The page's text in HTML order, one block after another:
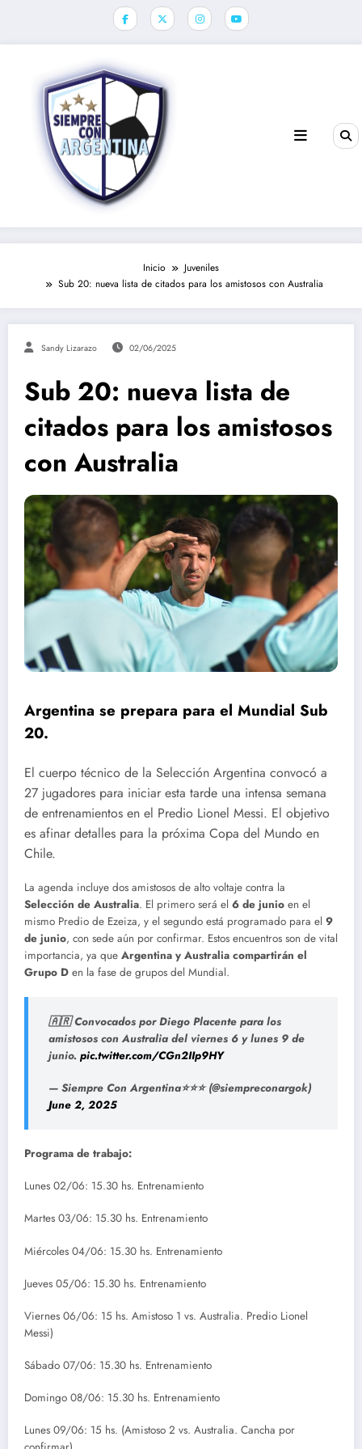
Inicio
Juveniles
Sub 20: nueva lista de citados para los amistosos con Australia
Sandy Lizarazo 02/06/2025
Sub 20: nueva lista de
citados para los amistosos
con Australia
Argentina se prepara para el Mundial Sub
20.
El cuerpo técnico de la Selección Argentina convocó a
27 jugadores para iniciar esta tarde una intensa semana
de entrenamientos en el Predio Lionel Messi. El objetivo
es afinar detalles para la próxima Copa del Mundo en
Chile.
La agenda incluye dos amistosos de alto voltaje contra la
Selección de Australia. El primero será el 6 de junio en el
mismo Predio de Ezeiza, y el segundo está programado para el 9
de junio, con sede aún por confirmar. Estos encuentros son de vital
importancia, ya que Argentina y Australia compartirán el
Grupo D en la fase de grupos del Mundial.
🇦🇷 Convocados por Diego Placente para los
amistosos con Australia del viernes 6 y lunes 9 de
junio. pic.twitter.com/CGn2IIp9HY
— Siempre Con Argentina⭐⭐⭐ (@siempreconargok)
June 2, 2025
Programa de trabajo:
Lunes 02/06: 15.30 hs. Entrenamiento
Martes 03/06: 15.30 hs. Entrenamiento
Miércoles 04/06: 15.30 hs. Entrenamiento
Jueves 05/06: 15.30 hs. Entrenamiento
Viernes 06/06: 15 hs. Amistoso 1 vs. Australia. Predio Lionel
Messi)
Sábado 07/06: 15.30 hs. Entrenamiento
Domingo 08/06: 15.30 hs. Entrenamiento
Lunes 09/06: 15 hs. (Amistoso 2 vs. Australia. Cancha por